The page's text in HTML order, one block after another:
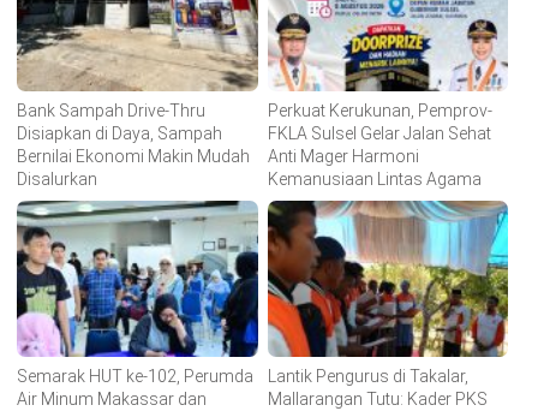
Bank Sampah Drive-Thru
Disiapkan di Daya, Sampah
Bernilai Ekonomi Makin Mudah
Disalurkan
Perkuat Kerukunan, Pemprov-
FKLA Sulsel Gelar Jalan Sehat
Anti Mager Harmoni
Kemanusiaan Lintas Agama
Semarak HUT ke-102, Perumda
Air Minum Makassar dan
Lantik Pengurus di Takalar,
Mallarangan Tutu: Kader PKS